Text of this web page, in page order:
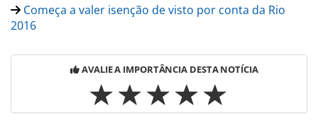
Começa a valer isenção de visto por conta da Rio
2016
AVALIE A IMPORTÂNCIA DESTA NOTÍCIA